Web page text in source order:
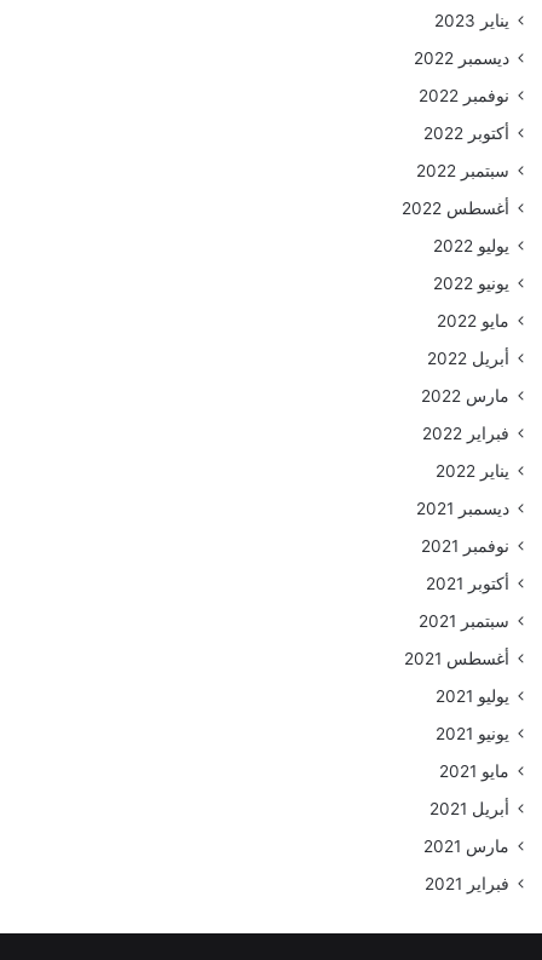
يناير 2023
ديسمبر 2022
نوفمبر 2022
أكتوبر 2022
سبتمبر 2022
أغسطس 2022
يوليو 2022
يونيو 2022
مايو 2022
أبريل 2022
مارس 2022
فبراير 2022
يناير 2022
ديسمبر 2021
نوفمبر 2021
أكتوبر 2021
سبتمبر 2021
أغسطس 2021
يوليو 2021
يونيو 2021
مايو 2021
أبريل 2021
مارس 2021
فبراير 2021